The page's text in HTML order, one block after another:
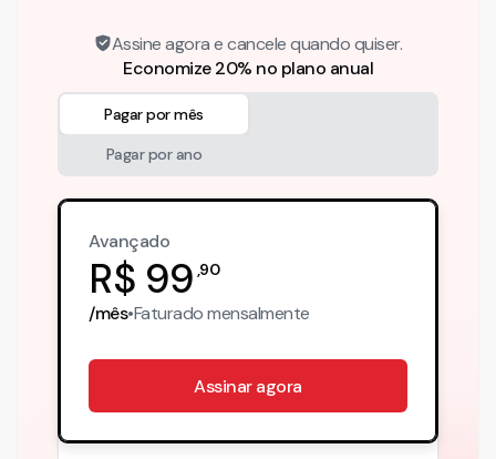
Assine agora e cancele quando quiser.
Economize 20% no plano anual
Pagar por mês
Pagar por ano
Avançado
R$ 99 ,90
/mês•Faturadomensalmente
Assinar agora